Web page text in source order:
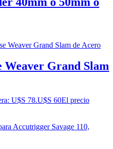
Weaver Grand Slam
U$S 78.U$S 60El precio